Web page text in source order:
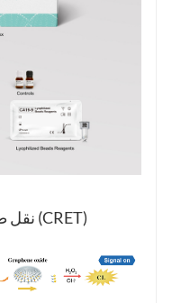
نقل طاقة الرنين الكيميائي الضوئي (CRET)